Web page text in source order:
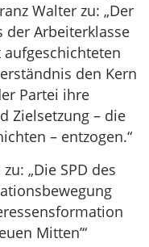
Walter zu: „Der
der Arbeiterklasse
den Kern
Partei ihre
Zielsetzung – die
– entzogen.“
„Die SPD des
Mitten’“